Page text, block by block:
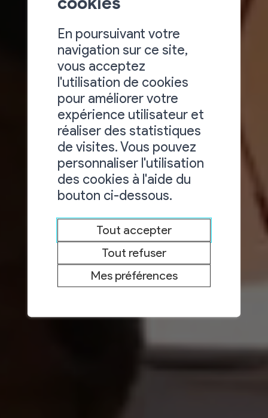
En poursuivant votre
navigation sur ce site,
vous acceptez
l'utilisation de cookies
pour améliorer votre
expérience utilisateur et
réaliser des statistiques
de visites. Vous pouvez
personnaliser l'utilisation
des cookies à l'aide du
bouton ci-dessous.
Tout accepter
Tout refuser
Mes préférences